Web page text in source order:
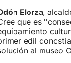
Elorza,
que es
edil
al museo